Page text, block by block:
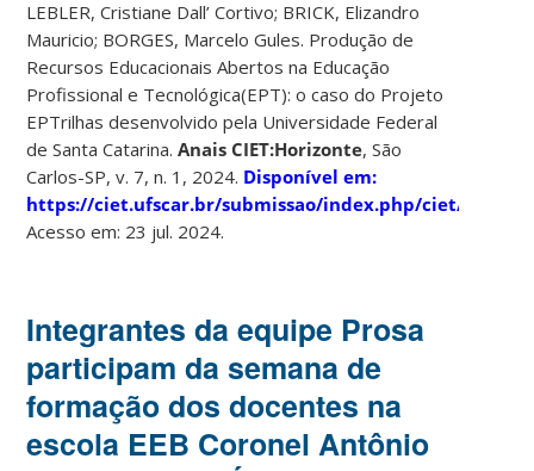
LEBLER, Cristiane Dall’ Cortivo; BRICK, Elizandro
Mauricio; BORGES, Marcelo Gules. Produção de
Recursos Educacionais Abertos na Educação
Profissional e Tecnológica(EPT): o caso do Projeto
EPTrilhas desenvolvido pela Universidade Federal
de Santa Catarina.Anais CIET:Horizonte, São
Carlos-SP, v. 7, n. 1, 2024. Disponível em:
https://ciet.ufscar.br/submissao/index.php/ciet/article/
Acesso em: 23 jul. 2024.
Integrantes da equipe Prosa
participam da semana de
formação dos docentes na
escola EEB Coronel Antônio